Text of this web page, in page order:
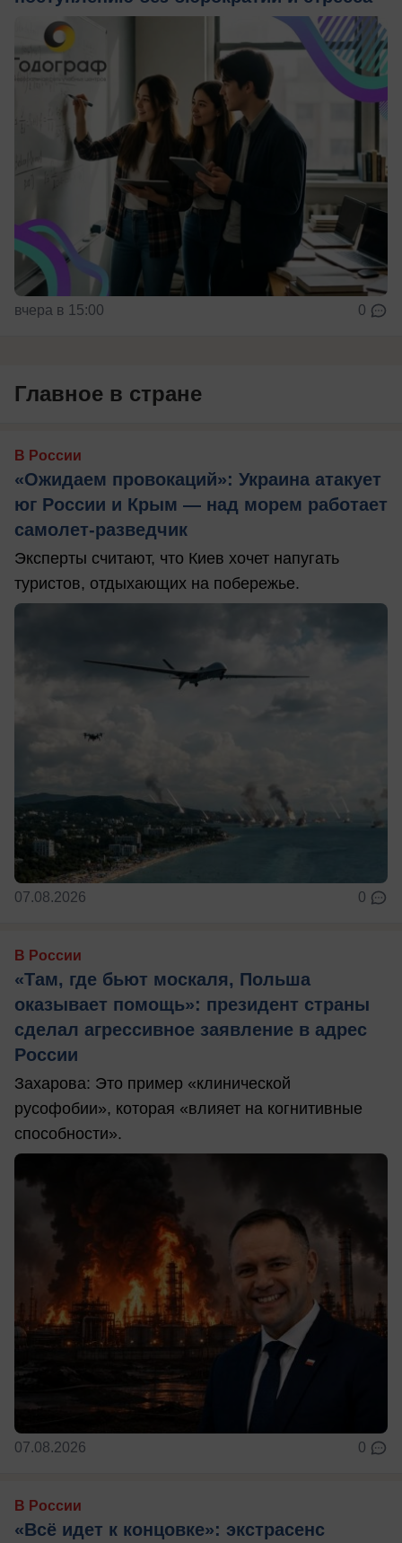
вчера в 15:00 0
Главное в стране
В России
«Ожидаем провокаций»: Украина атакует
юг России и Крым — над морем работает
самолет-разведчик
Эксперты считают, что Киев хочет напугать
туристов, отдыхающих на побережье.
07.08.2026 0
В России
«Там, где бьют москаля, Польша
оказывает помощь»: президент страны
сделал агрессивное заявление в адрес
России
Захарова: Это пример «клинической
русофобии», которая «влияет на когнитивные
способности».
07.08.2026 0
В России
«Всё идет к концовке»: экстрасенс